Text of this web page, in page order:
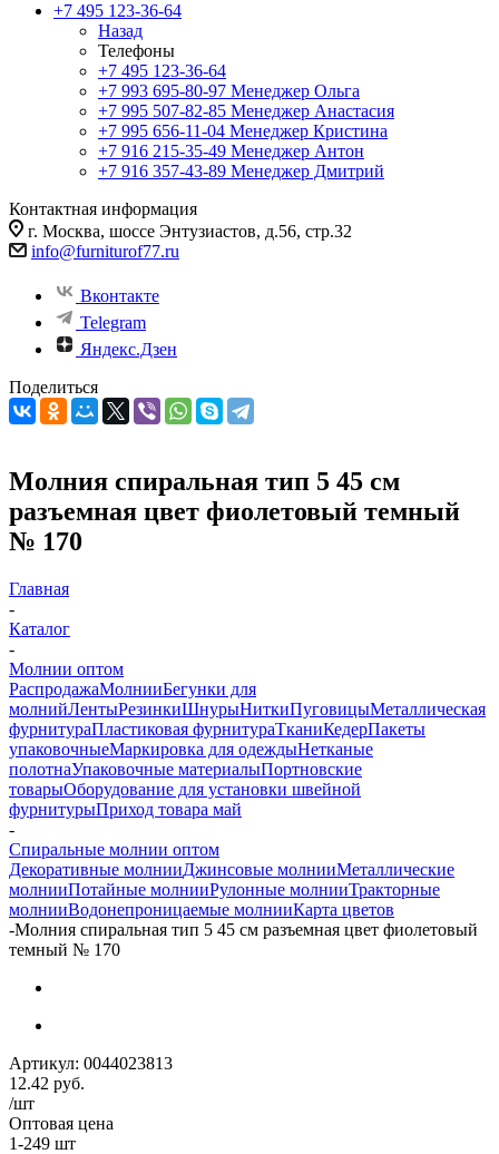
+7 495 123-36-64
Назад
Телефоны
+7 495 123-36-64
+7 993 695-80-97 Менеджер Ольга
+7 995 507-82-85 Менеджер Анастасия
+7 995 656-11-04 Менеджер Кристина
+7 916 215-35-49 Менеджер Антон
+7 916 357-43-89 Менеджер Дмитрий
Контактная информация
г. Москва, шоссе Энтузиастов, д.56, стр.32
info@furniturof77.ru
Вконтакте
Telegram
Яндекс.Дзен
Поделиться
Молния спиральная тип 5 45 см
разъемная цвет фиолетовый темный
№ 170
Главная
-
Каталог
-
Молнии оптом
РаспродажаМолнииБегунки для
молнийЛентыРезинкиШнурыНиткиПуговицыМеталлическая
фурнитураПластиковая фурнитураТканиКедерПакеты
упаковочныеМаркировка для одеждыНетканые
полотнаУпаковочные материалыПортновские
товарыОборудование для установки швейной
фурнитурыПриход товара май
-
Спиральные молнии оптом
Декоративные молнииДжинсовые молнииМеталлические
молнииПотайные молнииРулонные молнииТракторные
молнииВодонепроницаемые молнииКарта цветов
-Молния спиральная тип 5 45 см разъемная цвет фиолетовый
темный № 170
Артикул: 0044023813
12.42 руб.
/шт
Оптовая цена
1-249 шт